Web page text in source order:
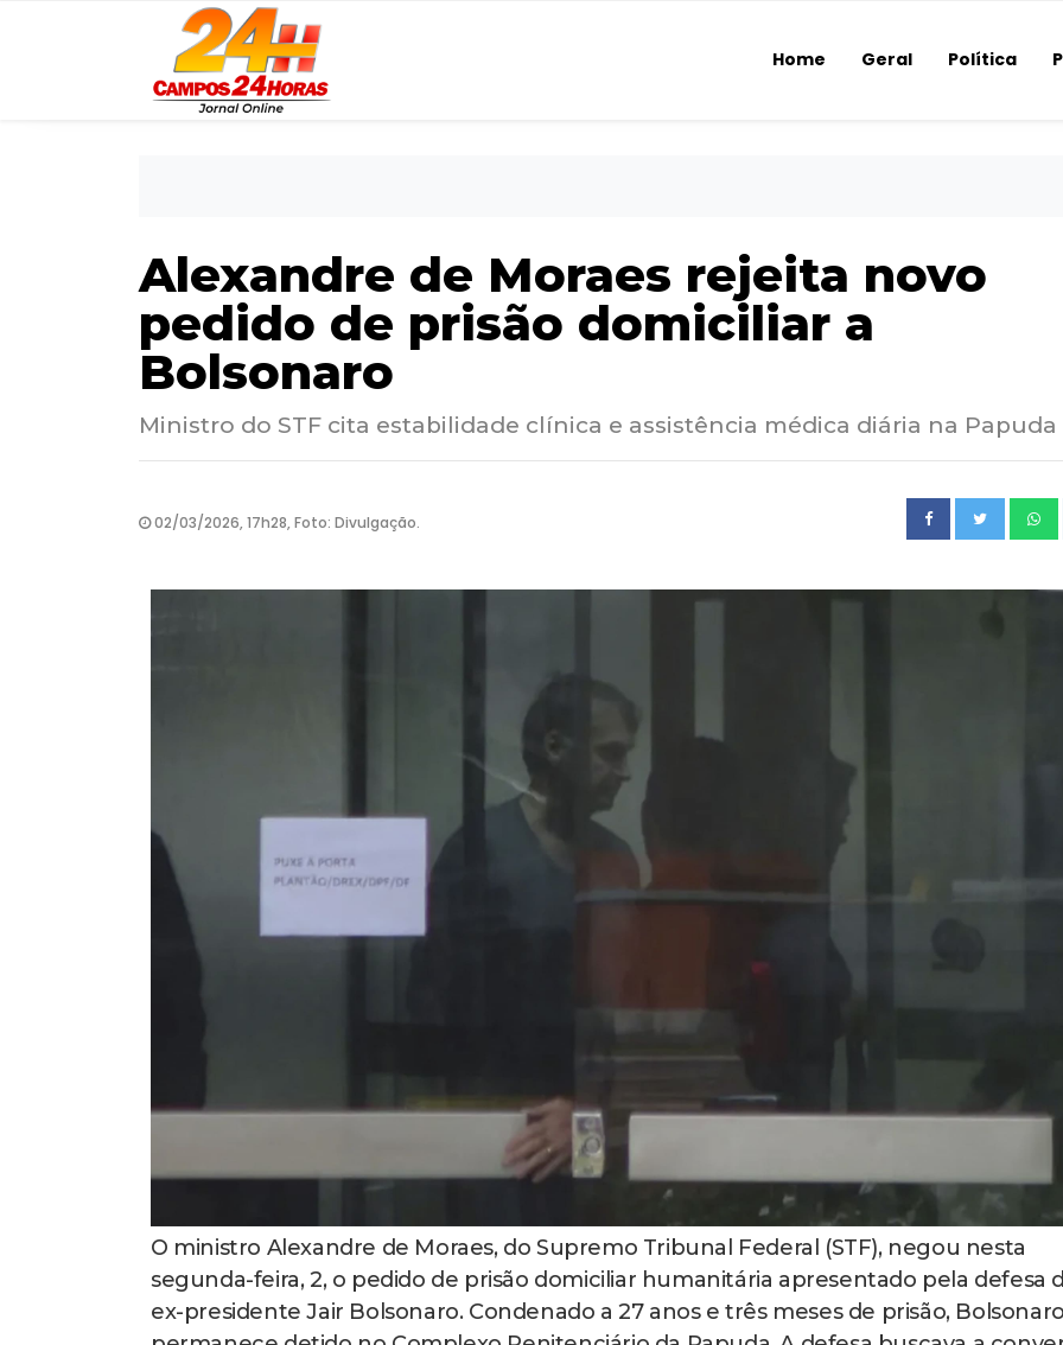
Home Geral Política
Alexandre de Moraes rejeita novo
pedido de prisão domiciliar a
Bolsonaro
Ministro do STF cita estabilidade clínica e assistência médica diária na Papuda
02/03/2026, 17h28, Foto: Divulgação.
O ministro Alexandre de Moraes, do Supremo Tribunal Federal (STF), negou nesta
segunda-feira, 2, o pedido de prisão domiciliar humanitária apresentado pela defesa
ex-presidente Jair Bolsonaro. Condenado a 27 anos e três meses de prisão, Bolsonaro